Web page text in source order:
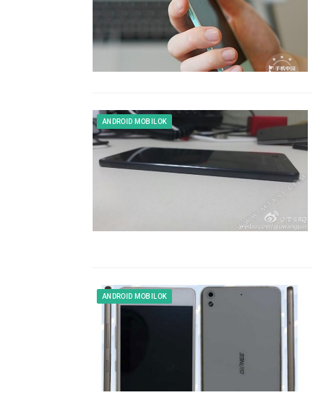
ANDROID MOBILOK
ANDROID MOBILOK